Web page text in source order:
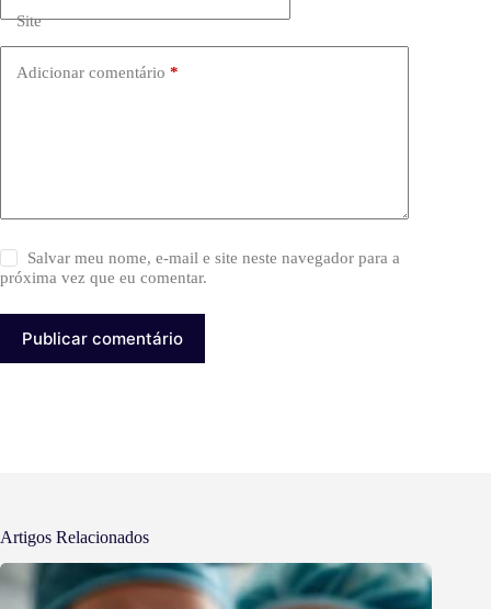
Site
Adicionar comentário *
Salvar meu nome, e-mail e site neste navegador para a
próxima vez que eu comentar.
Publicar comentário
Artigos Relacionados